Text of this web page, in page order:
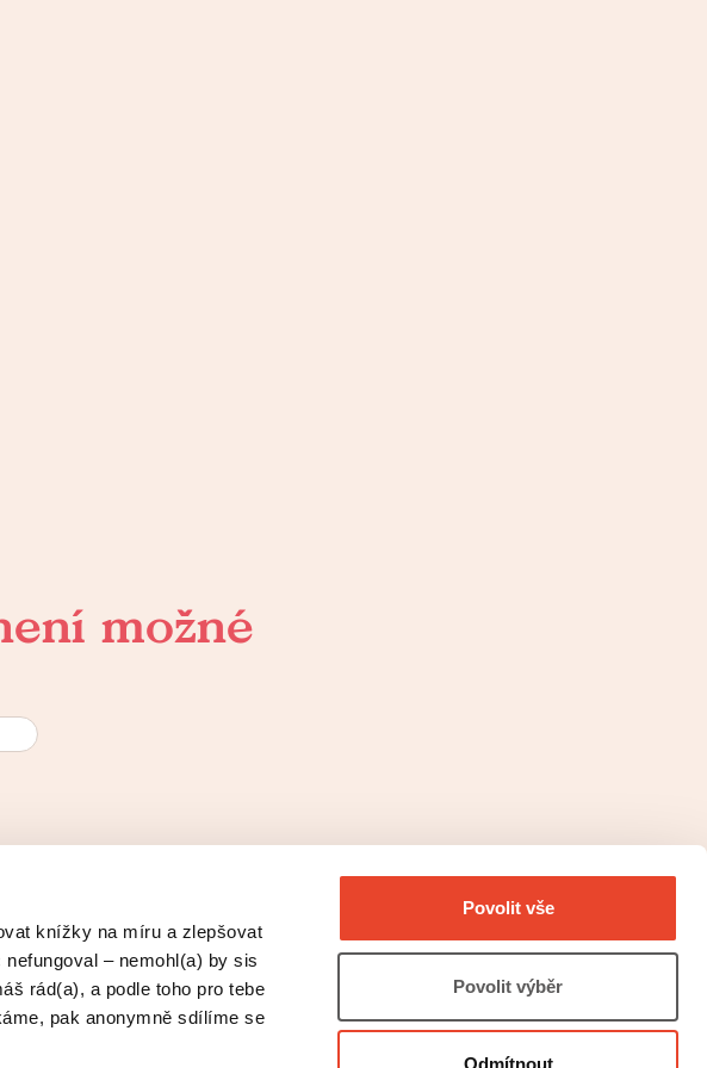
knížky na míru a zlepšovat
– nemohl(a) by sis
rád(a), a podle toho pro tebe
pak anonymně sdílíme se
Povolit vše
Povolit výběr
Odmítnout
možné